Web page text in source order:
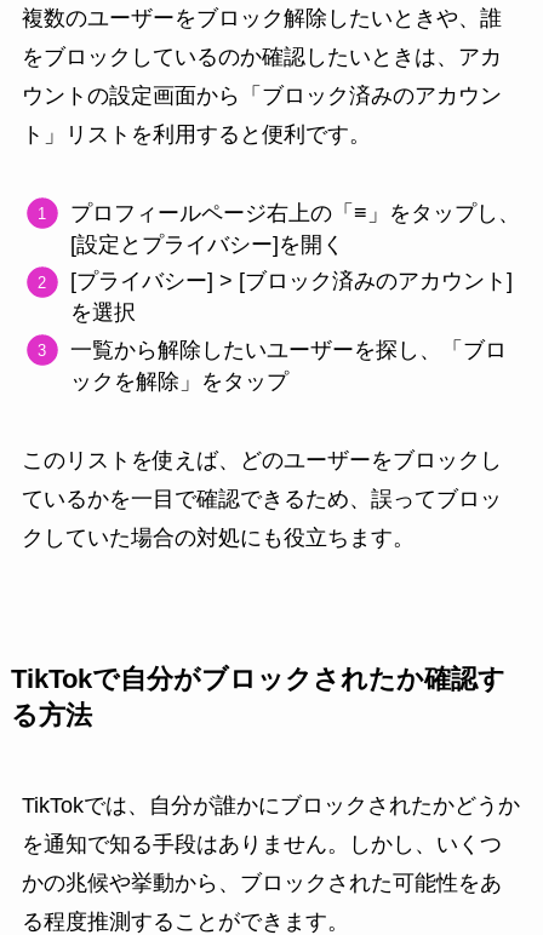
複数のユーザーをブロック解除したいときや、誰
をブロックしているのか確認したいときは、アカ
ウントの設定画面から「ブロック済みのアカウン
ト」リストを利用すると便利です。
プロフィールページ右上の「≡」をタップし、
[設定とプライバシー]を開く
[プライバシー] > [ブロック済みのアカウント]
を選択
一覧から解除したいユーザーを探し、「ブロ
ックを解除」をタップ
このリストを使えば、どのユーザーをブロックし
ているかを一目で確認できるため、誤ってブロッ
クしていた場合の対処にも役立ちます。
TikTokで自分がブロックされたか確認す
る方法
TikTokでは、自分が誰かにブロックされたかどうか
を通知で知る手段はありません。しかし、いくつ
かの兆候や挙動から、ブロックされた可能性をあ
る程度推測することができます。